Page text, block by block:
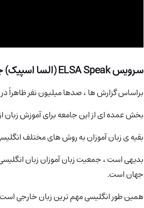
سرویس ELSA Speak (السا اسپیک) چیست؟
براساس گزارش ها ، صدها میلیون نفر ظاهراً
بخش عمده ای از این جامعه برای آموزش
بقیه ی زبان آموزان به روش های مختلف
بدیهی است ، جمعیت زبان آموزان زبان
جهان است.
همین طور انگلیسی مهم ترین زبان خارجی